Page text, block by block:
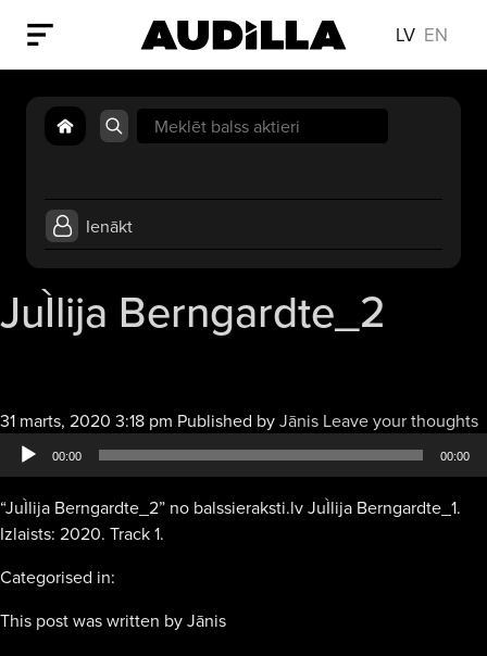
LV EN
Search
for:
Ienākt
JuÌlija Berngardte_2
31 marts, 2020 3:18 pm Published byJānis Leave your thoughts
00:00 00:00
“JuÌlija Berngardte_2” no balssieraksti.lv JuÌlija Berngardte_1.
Izlaists: 2020. Track 1.
Categorised in:
This post was written by Jānis